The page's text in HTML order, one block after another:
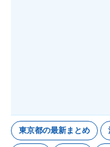
東京都の最新まとめ